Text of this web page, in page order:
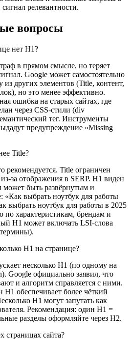
релевантности.
вопросы
нет H1?
в прямом смысле, но теряет
Google может самостоятельно
из других элементов (Title, контент,
но это менее эффективно.
ошибка на старых сайтах, где
через CSS-стили (div
тег. Инструменты
предупреждение «Missing
Title?
рекомендуется. Title ограничен
за отображения в SERP. H1 виден
может быть развёрнутым и
выбрать ноутбук для работы
выбрать ноутбук для работы в 2025
по характеристикам, брендам и
H1 может включать LSI-слова
H1 на странице?
несколько H1 (по одному на
Google официально заявил, что
и алгоритм справляется с ними.
обеспечивает более чёткий
H1 могут запутать как
Рекомендация: один H1 =
разделы оформляйте через H2.
страницах сайта?